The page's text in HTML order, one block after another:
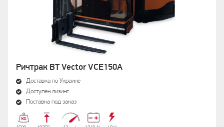
Ричтрак BT Vector VCE150A
Доставка по Украине
Доступен лизинг
Поставка под заказ